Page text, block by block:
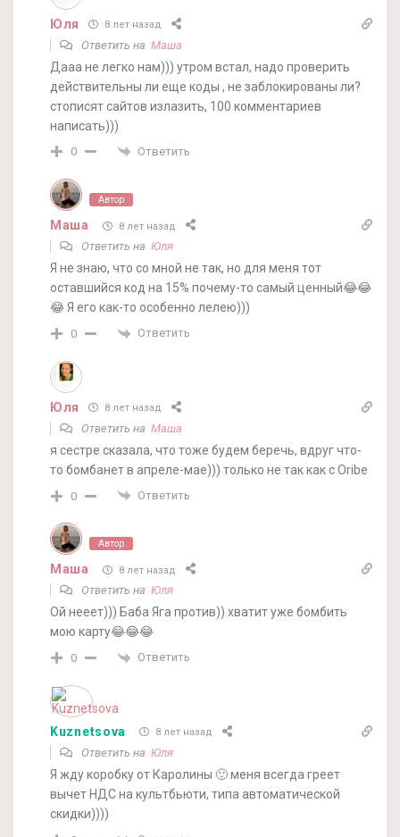
Юля 8 лет назад
Ответить на Маша
Дааа не легко нам))) утром встал, надо проверить
действительны ли еще коды , не заблокированы ли?
стописят сайтов излазить, 100 комментариев
написать)))
0 Ответить
Автор
Маша 8 лет назад
Ответить на Юля
Я не знаю, что со мной не так, но для меня тот
оставшийся код на 15% почему-то самый ценный😂😂
😂 Я его как-то особенно лелею)))
0 Ответить
Юля 8 лет назад
Ответить на Маша
я сестре сказала, что тоже будем беречь, вдруг что-
то бомбанет в апреле-мае))) только не так как с Oribe
0 Ответить
Автор
Маша 8 лет назад
Ответить на Юля
Ой нееет))) Баба Яга против)) хватит уже бомбить
мою карту😂😂😂
0 Ответить
Kuznetsova 8 лет назад
Ответить на Юля
Я жду коробку от Каролины 🙂 меня всегда греет
вычет НДС на культбьюти, типа автоматической
скидки))))